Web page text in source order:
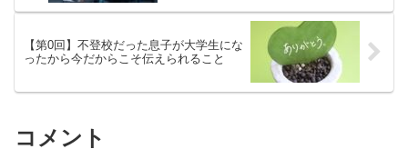
【第0回】不登校だった息子が大学生にな
ったから今だからこそ伝えられること
コメント